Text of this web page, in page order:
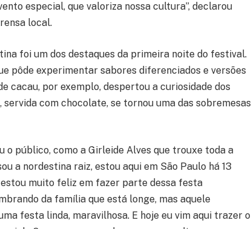
especial, que valoriza nossa cultura”, declarou
local.
foi um dos destaques da primeira noite do festival.
pôde experimentar sabores diferenciados e versões
cacau, por exemplo, despertou a curiosidade dos
com chocolate, se tornou uma das sobremesas
o público, como a Girleide Alves que trouxe toda a
a nordestina raiz, estou aqui em São Paulo há 13
muito feliz em fazer parte dessa festa
da família que está longe, mas aquele
festa linda, maravilhosa. E hoje eu vim aqui trazer o